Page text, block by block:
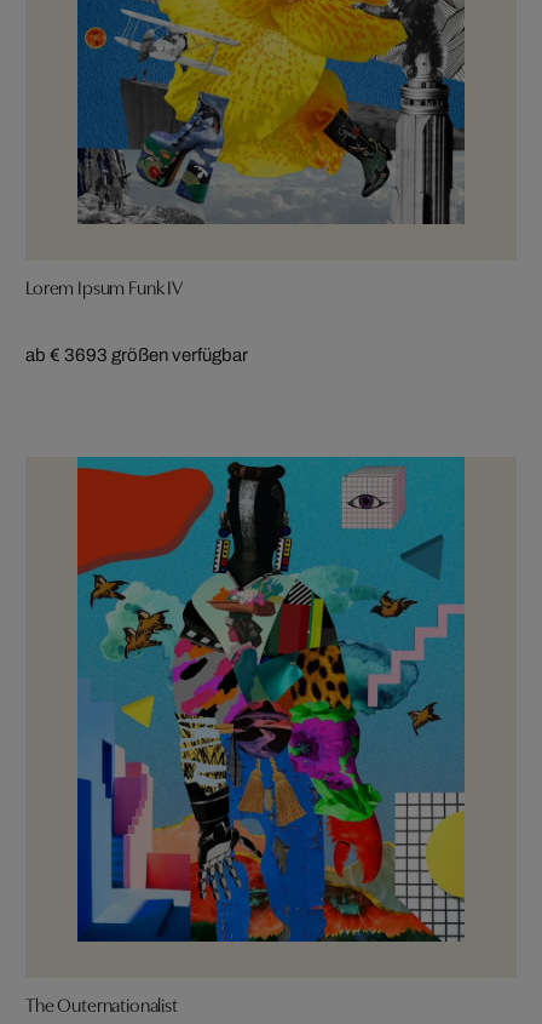
Lorem Ipsum Funk IV
ab € 3693 größen verfügbar
The Outernationalist